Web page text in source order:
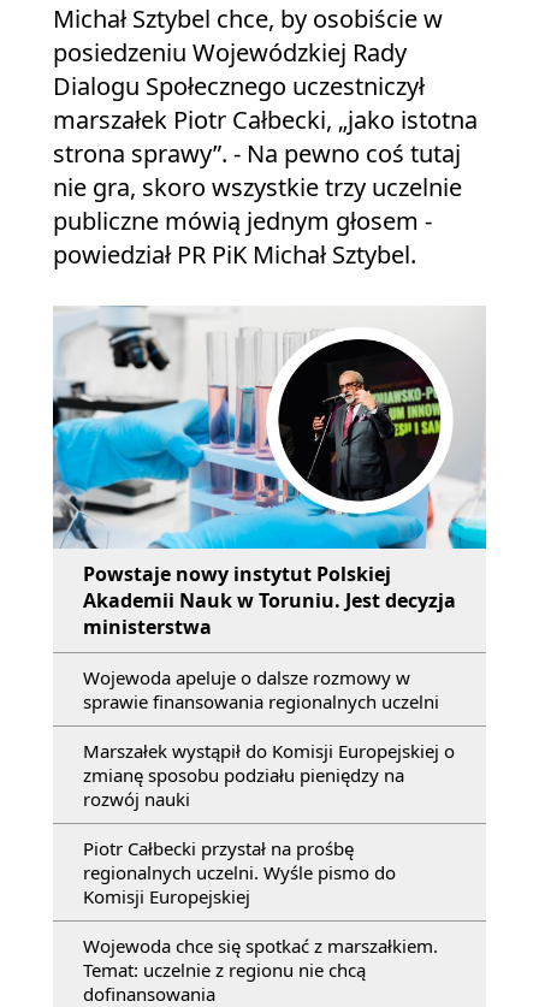
Michał Sztybel chce, by osobiście w
posiedzeniu Wojewódzkiej Rady
Dialogu Społecznego uczestniczył
marszałek Piotr Całbecki, „jako istotna
strona sprawy”. - Na pewno coś tutaj
nie gra, skoro wszystkie trzy uczelnie
publiczne mówią jednym głosem -
powiedział PR PiK Michał Sztybel.
Powstaje nowy instytut Polskiej
Akademii Nauk w Toruniu. Jest decyzja
ministerstwa
Wojewoda apeluje o dalsze rozmowy w
sprawie finansowania regionalnych uczelni
Marszałek wystąpił do Komisji Europejskiej o
zmianę sposobu podziału pieniędzy na
rozwój nauki
Piotr Całbecki przystał na prośbę
regionalnych uczelni. Wyśle pismo do
Komisji Europejskiej
Wojewoda chce się spotkać z marszałkiem.
Temat: uczelnie z regionu nie chcą
dofinansowania